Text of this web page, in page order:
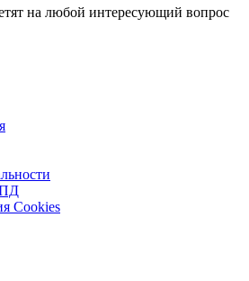
на любой интересующий вопрос
ПД
Cookies